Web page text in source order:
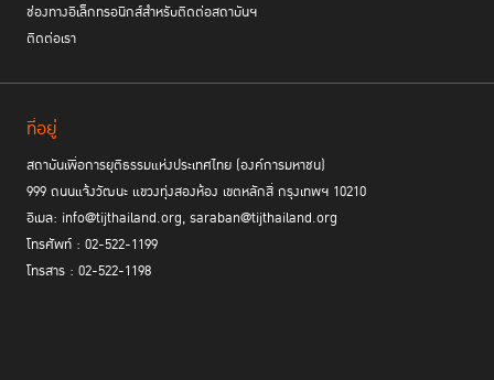
ช่องทางอิเล็กทรอนิกส์สำหรับติดต่อสถาบันฯ
ติดต่อเรา
ที่อยู่
สถาบันเพื่อการยุติธรรมแห่งประเทศไทย (องค์การมหาชน)
999 ถนนแจ้งวัฒนะ แขวงทุ่งสองห้อง เขตหลักสี่ กรุงเทพฯ 10210
อีเมล: info@tijthailand.org, saraban@tijthailand.org
โทรศัพท์ : 02-522-1199
โทรสาร : 02-522-1198